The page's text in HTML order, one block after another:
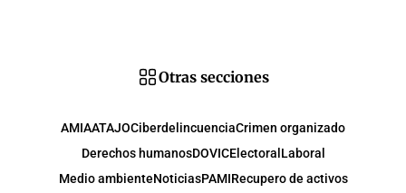
Otras secciones
AMIAATAJOCiberdelincuenciaCrimen organizado
Derechos humanosDOVICElectoral Laboral
Medio ambienteNoticiasPAMIRecupero de activos